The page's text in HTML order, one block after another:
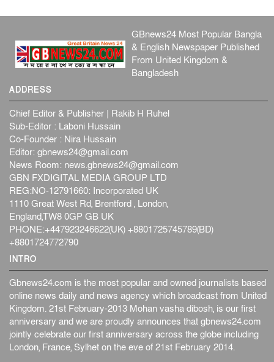
GBnews24 Most Popular Bangla
& English Newspaper Published
From United Kingdom &
Bangladesh
ADDRESS
Chief Editor & Publisher | Rakib H Ruhel
Sub-Editor : Laboni Hussain
Co-Founder : Nira Hussain
Editor: gbnews24@gmail.com
News Room: news.gbnews24@gmail.com
GBN FXDIGITAL MEDIA GROUP LTD
REG:NO-12791660: Incorporated UK
1110 Great West Rd, Brentford , London,
England,TW8 0GP GB UK
PHONE:+447923246622(UK) +8801725745789(BD)
+8801724772790
INTRO
Gbnews24.com is the most popular and owned journalists based
online news daily and news agency which broadcast from United
Kingdom. 21st February-2013 Mohan vasha dibosh, is our first
anniversary and we are proudly announces that gbnews24.com
jointly celebrate our first anniversary across the globe including
London, France, Sylhet on the eve of 21st February 2014.